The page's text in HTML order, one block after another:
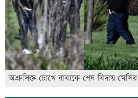
অশ্রুসিক্ত চোখে বাবাকে শেষ বিদায় মেসির